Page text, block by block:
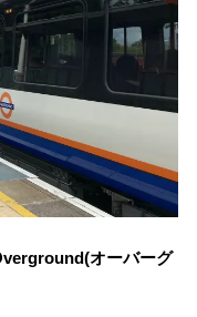
オーバーグ